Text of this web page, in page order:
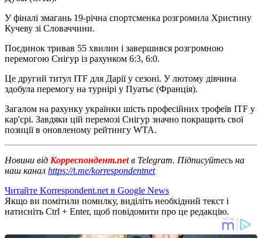
У фіналі змагань 19-річна спортсменка розгромила Христину
Кучеву зі Словаччини.
Поєдинок тривав 55 хвилин і завершився розгромною
перемогою Снігур із рахунком 6:3, 6:0.
Це другий титул ITF для Дарії у сезоні. У лютому дівчина
здобула перемогу на турнірі у Пуатьє (Франція).
Загалом на рахунку українки шість професійних трофеїв ITF у
кар'єрі. Завдяки цій перемозі Снігур значно покращить свої
позиції в оновленому рейтингу WTA.
Новини від Корреспондент.netв Telegram. Підписуйтесь на
наш канал https://t.me/korrespondentnet
Читайте Korrespondent.net в Google News
Якщо ви помітили помилку, виділіть необхідний текст і
натисніть Ctrl + Enter, щоб повідомити про це редакцію.